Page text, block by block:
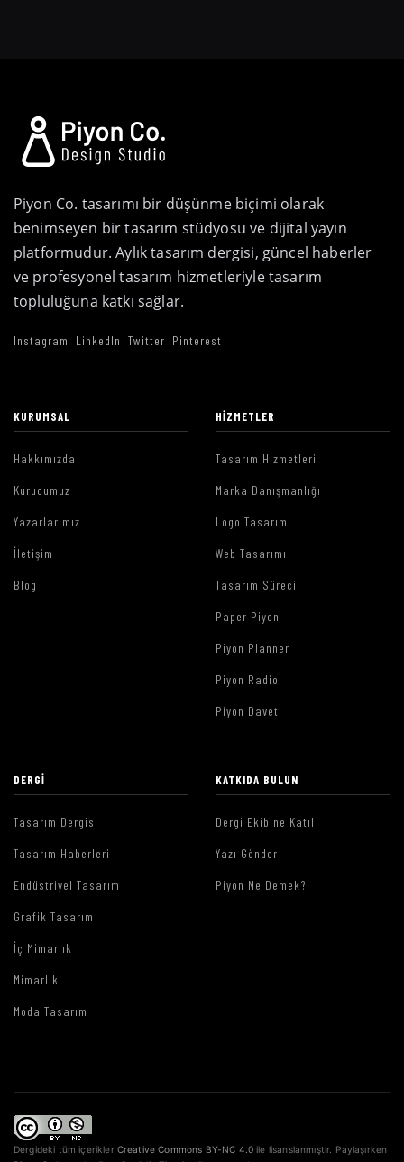
Piyon Co. tasarımı bir düşünme biçimi olarak
benimseyen bir tasarım stüdyosu ve dijital yayın
platformudur. Aylık tasarım dergisi, güncel haberler
ve profesyonel tasarım hizmetleriyle tasarım
topluluğuna katkı sağlar.
Instagram LinkedIn Twitter Pinterest
KURUMSAL
Hakkımızda
Kurucumuz
Yazarlarımız
İletişim
Blog
HIZMETLER
Tasarım Hizmetleri
Marka Danışmanlığı
Logo Tasarımı
Web Tasarımı
Tasarım Süreci
Paper Piyon
Piyon Planner
Piyon Radio
Piyon Davet
DERGI
Tasarım Dergisi
Tasarım Haberleri
Endüstriyel Tasarım
Grafik Tasarım
İç Mimarlık
Mimarlık
Moda Tasarım
KATKIDA BULUN
Dergi Ekibine Katıl
Yazı Gönder
Piyon Ne Demek?
Dergideki tüm içerikler Creative Commons BY-NC 4.0 ile lisanslanmıştır. Paylaşırken